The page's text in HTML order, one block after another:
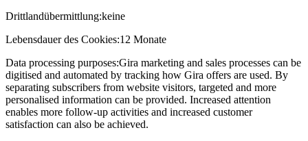
Drittlandübermittlung:keine
Lebensdauer des Cookies:12 Monate
Data processing purposes:Gira marketing and sales processes can be
digitised and automated by tracking how Gira offers are used. By
separating subscribers from website visitors, targeted and more
personalised information can be provided. Increased attention
enables more follow-up activities and increased customer
satisfaction can also be achieved.